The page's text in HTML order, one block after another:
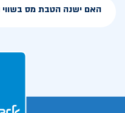
האם ישנה הטבת מס